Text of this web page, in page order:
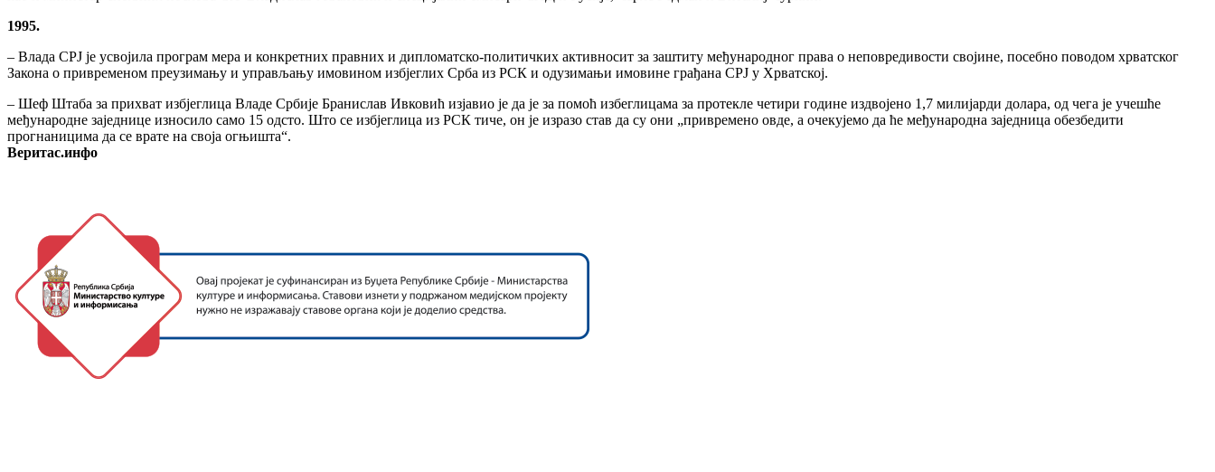
1995.
– Влада СРЈ је усвојила програм мера и конкретних правних и дипломатско-политичких активносит за заштиту међународног права о неповредивости својине, посебно поводом хрватског
Закона о привременом преузимању и управљању имовином избјеглих Срба из РСК и одузимањи имовине грађана СРЈ у Хрватској.
– Шеф Штаба за прихват избјеглица Владе Србије Бранислав Ивковић изјавио је да је за помоћ избеглицама за протекле четири године издвојено 1,7 милијарди долара, од чега је учешће
међународне заједнице износило само 15 одсто. Што се избјеглица из РСК тиче, он је изразо став да су они „привремено овде, а очекујемо да ће међународна заједница обезбедити
прогнаницима да се врате на своја огњишта“.
Веритас.инфо